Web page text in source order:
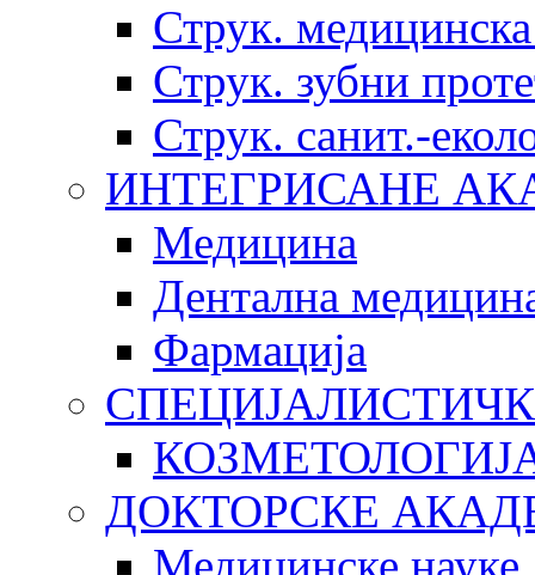
Струк. медицинска
Струк. зубни
Струк. санит.-
ИНТЕГРИСАНЕ
Медицина
Дентална
Фармација
ДОКТОРСКЕ